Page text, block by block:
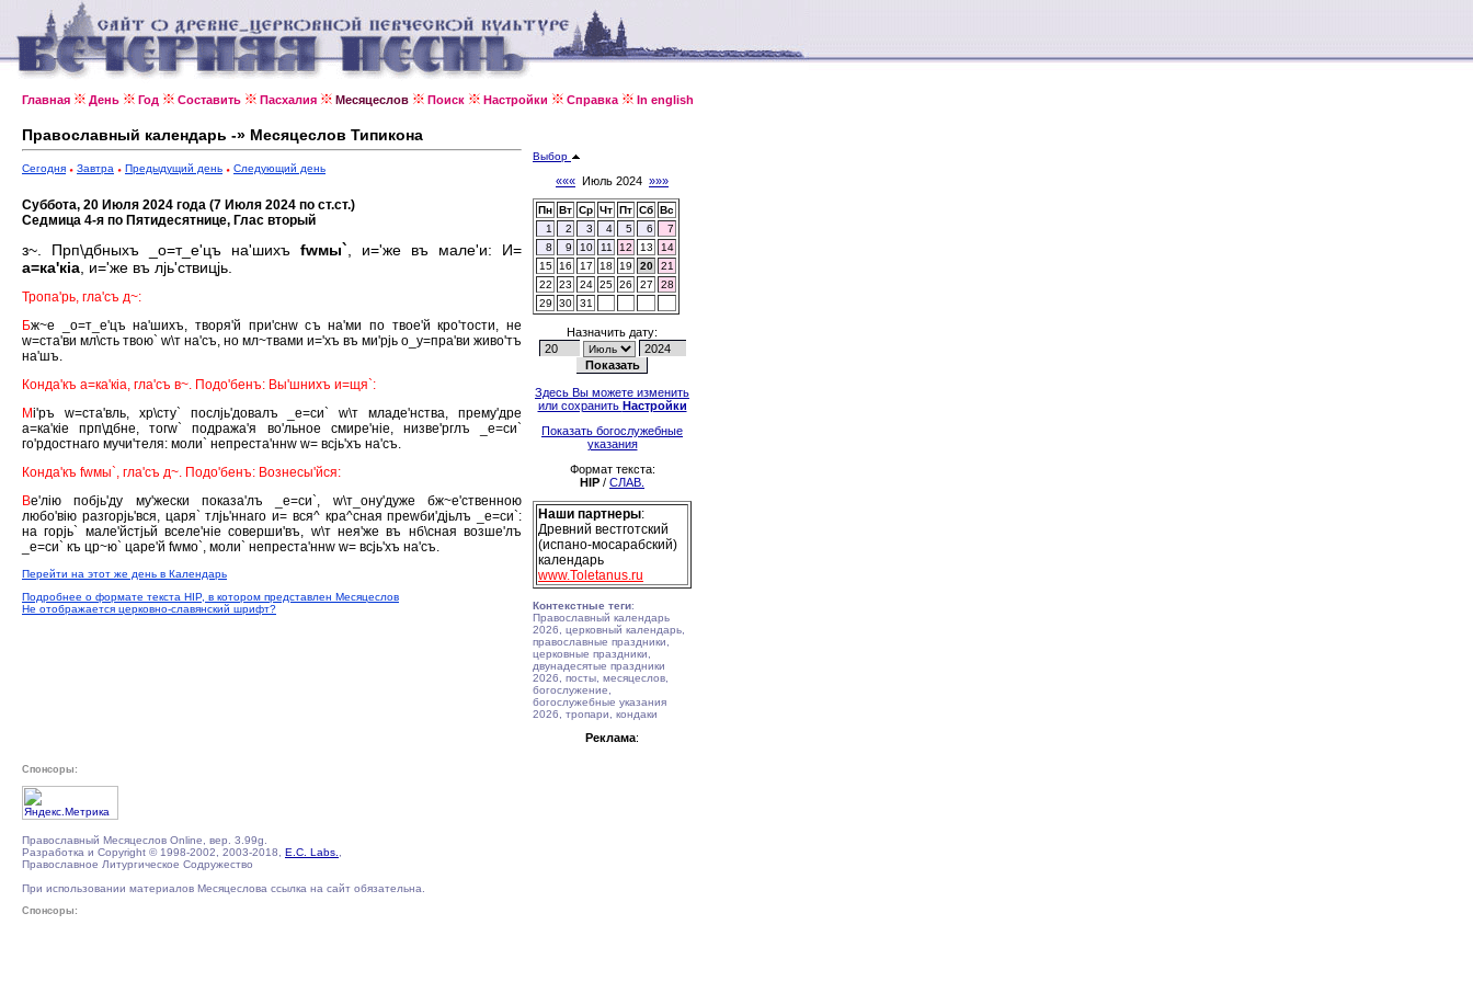
Главная День Год Составить Пасхалия Месяцеслов Поиск Настройки Справка In english
Православный календарь -» Месяцеслов Типикона
Сегодня Завтра Предыдущий день Следующий день
Суббота, 20 Июля 2024 года (7 Июля 2024 по ст.ст.)
Седмица 4-я по Пятидесятнице, Глас вторый
з~. Прп\дбныхъ _о=т_е'цъ на'шихъ fwмы` , и='же въ мале'и: И=
а=ка'кiа , и='же въ лjь'ствицjь.
Тропа'рь, гла'съ д~:
Бж~е _о=т_е'цъ на'шихъ, творя'й при'снw съ на'ми по твое'й кро'тости, не
w=ста'ви мл\сть твою` w\т на'съ, но мл~твами и='хъ въ ми'рjь о_у=пра'ви живо'тъ
на'шъ.
Конда'къ а=ка'кiа, гла'съ в~. Подо'бенъ: Вы'шнихъ и=щя`:
Мi'ръ w=ста'вль, хр\сту` послjь'довалъ _е=си` w\т младе'нства, прему'дре
а=ка'кiе прп\дбне, тогw` подража'я во'льное смире'нiе, низве'рглъ _е=си`
го'рдостнаго мучи'теля: моли` непреста'ннw w= всjь'хъ на'съ.
Конда'къ fwмы`, гла'съ д~. Подо'бенъ: Вознесы'йся:
Ве'лiю побjь'ду му'жески показа'лъ _е=си`, w\т_ону'дуже бж~е'ственною
любо'вiю разгорjь'вся, царя` тлjь'ннаго и= вся^ кра^сная преwби'дjьлъ _е=си`:
на горjь` мале'йстjьй вселе'нiе соверши'въ, w\т нея'же въ нб\сная возше'лъ
_е=си` къ цр~ю` царе'й fwмо`, моли` непреста'ннw w= всjь'хъ на'съ.
Перейти на этот же день в Календарь
Подробнее о формате текста HIP, в котором представлен Месяцеслов
Не отображается церковно-славянский шрифт?
Выбор
««« Июль 2024 »»»
Пн Вт Ср Чт Пт Сб Вс
1
2 3 4 5 6
7
8
9 10 11 12 13
14
15
16 17 18 19 20
21
22
23 24 25 26 27
28
29
30 31
Назначить дату:
Здесь Вы можете изменить
или сохранить Настройки
Показать богослужебные
указания
Формат текста:
HIP / СЛАВ.
Наши партнеры:
Древний вестготский
(испано-мосарабский)
календарь
www.Toletanus.ru
Контекстные теги:
Православный календарь
2026, церковный календарь,
православные праздники,
церковные праздники,
двунадесятые праздники
2026, посты, месяцеслов,
богослужение,
богослужебные указания
2026, тропари, кондаки
Реклама:
Спонсоры:
Православный Месяцеслов Online, вер. 3.99g.
Разработка и Copyright © 1998-2002, 2003-2018, E.C. Labs.
Православное Литургическое Содружество
При использовании материалов Месяцеслова ссылка на сайт обязательна.
Спонсоры: